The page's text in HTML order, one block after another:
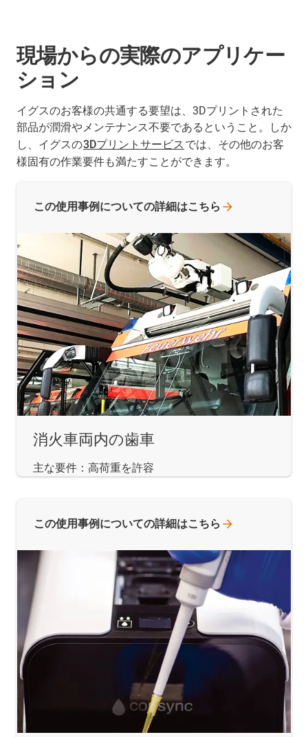
現場からの実際のアプリケー
ション
イグスのお客様の共通する要望は、3Dプリントされた
部品が潤滑やメンテナンス不要であるということ。しか
し、イグスの3Dプリントサービス では、その他のお客
様固有の作業要件も満たすことができます。
消火車両内の歯車
主な要件：高荷重を許容
この使用事例についての詳細はこちら
この使用事例についての詳細はこちら